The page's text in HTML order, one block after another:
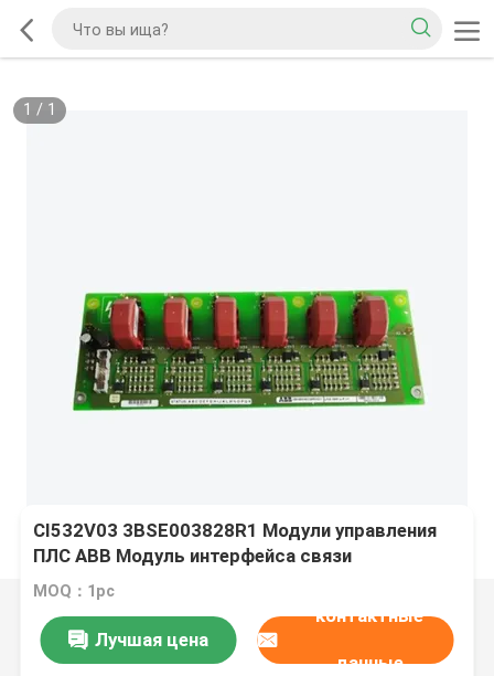
1 / 1
CI532V03 3BSE003828R1 Модули управления
ПЛС ABB Модуль интерфейса связи
MOQ：1pc
Лучшая цена
контактные
данные